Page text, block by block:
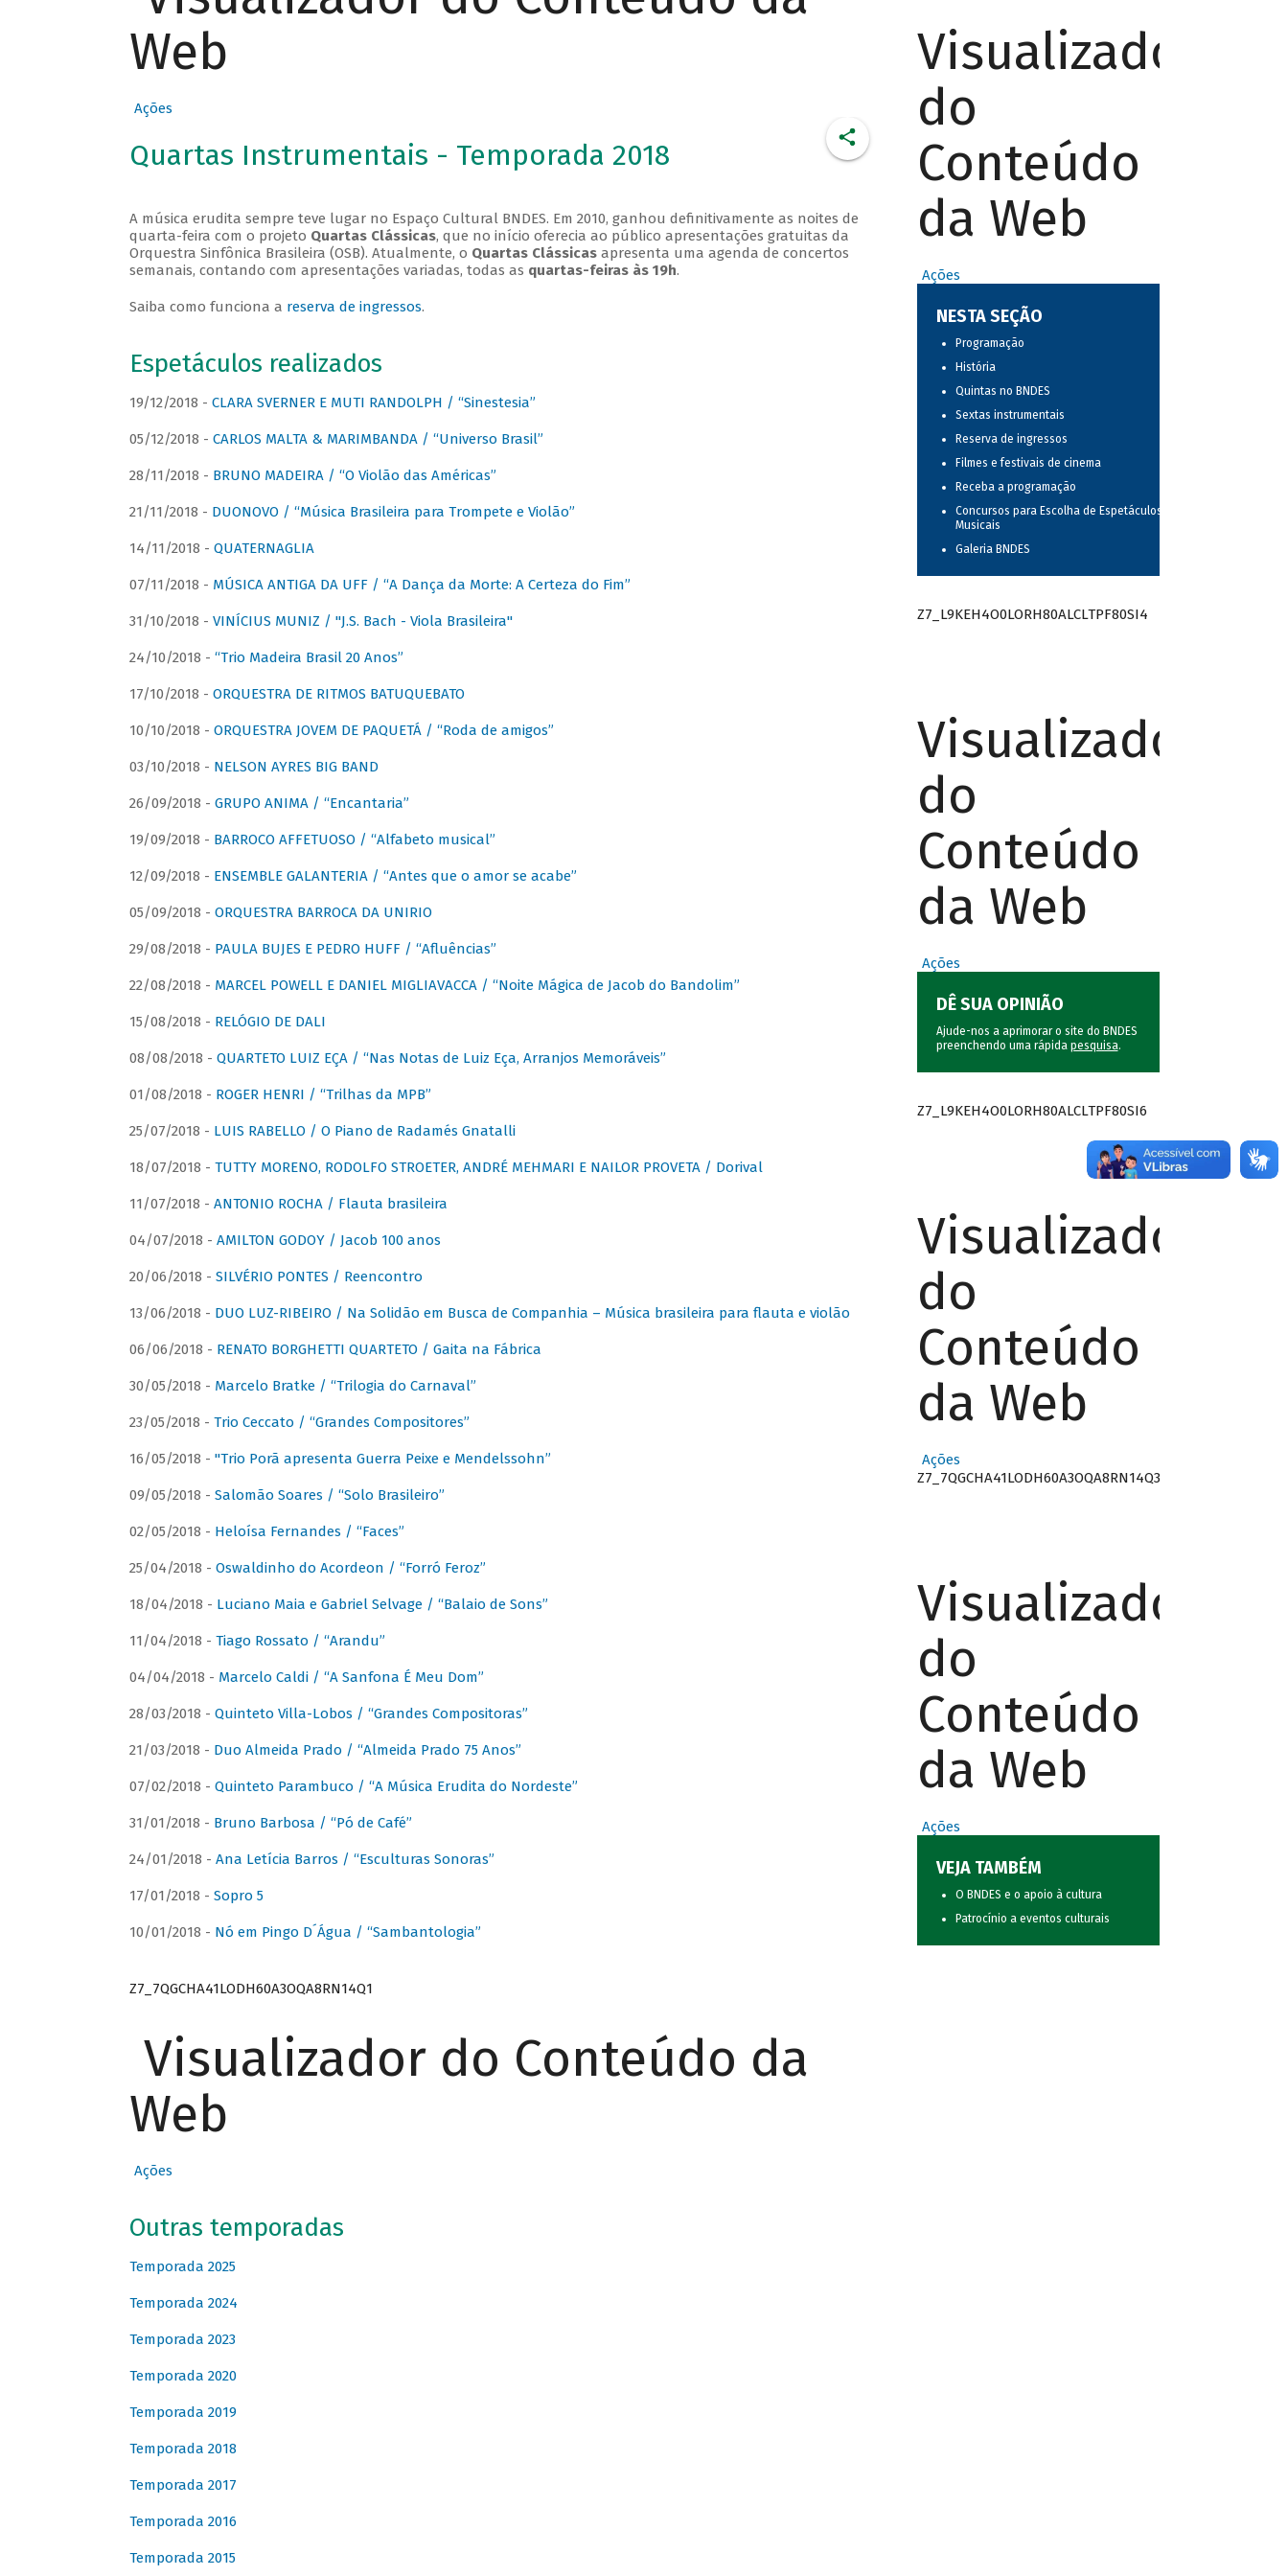
Web
Ações
Quartas Instrumentais - Temporada 2018
A música erudita sempre teve lugar no Espaço Cultural BNDES. Em 2010, ganhou definitivamente as noites de
quarta-feira com o projeto Quartas Clássicas, que no início oferecia ao público apresentações gratuitas da
Orquestra Sinfônica Brasileira (OSB). Atualmente, o Quartas Clássicasapresenta uma agenda de concertos
semanais, contando com apresentações variadas, todas as quartas-feiras às 19h.
Saiba como funciona a reserva de ingressos.
Espetáculos realizados
19/12/2018 - CLARA SVERNER E MUTI RANDOLPH / “Sinestesia”
05/12/2018 - CARLOS MALTA & MARIMBANDA / “Universo Brasil”
28/11/2018 - BRUNO MADEIRA / “O Violão das Américas”
21/11/2018 - DUONOVO / “Música Brasileira para Trompete e Violão”
14/11/2018 - QUATERNAGLIA
07/11/2018 - MÚSICA ANTIGA DA UFF / “A Dança da Morte: A Certeza do Fim”
31/10/2018 - VINÍCIUS MUNIZ / "J.S. Bach - Viola Brasileira"
24/10/2018 - “Trio Madeira Brasil 20 Anos”
17/10/2018 - ORQUESTRA DE RITMOS BATUQUEBATO
10/10/2018 - ORQUESTRA JOVEM DE PAQUETÁ / “Roda de amigos”
03/10/2018 - NELSON AYRES BIG BAND
26/09/2018 - GRUPO ANIMA / “Encantaria”
19/09/2018 - BARROCO AFFETUOSO / “Alfabeto musical”
12/09/2018 - ENSEMBLE GALANTERIA / “Antes que o amor se acabe”
05/09/2018 - ORQUESTRA BARROCA DA UNIRIO
29/08/2018 - PAULA BUJES E PEDRO HUFF / “Afluências”
22/08/2018 - MARCEL POWELL E DANIEL MIGLIAVACCA / “Noite Mágica de Jacob do Bandolim”
15/08/2018 - RELÓGIO DE DALI
08/08/2018 - QUARTETO LUIZ EÇA / “Nas Notas de Luiz Eça, Arranjos Memoráveis”
01/08/2018 - ROGER HENRI / “Trilhas da MPB”
25/07/2018 - LUIS RABELLO / O Piano de Radamés Gnatalli
18/07/2018 - TUTTY MORENO, RODOLFO STROETER, ANDRÉ MEHMARI E NAILOR PROVETA / Dorival
11/07/2018 - ANTONIO ROCHA / Flauta brasileira
04/07/2018 - AMILTON GODOY / Jacob 100 anos
20/06/2018 - SILVÉRIO PONTES / Reencontro
13/06/2018 - DUO LUZ-RIBEIRO / Na Solidão em Busca de Companhia – Música brasileira para flauta e violão
06/06/2018 - RENATO BORGHETTI QUARTETO / Gaita na Fábrica
30/05/2018 - Marcelo Bratke / “Trilogia do Carnaval”
23/05/2018 - Trio Ceccato / “Grandes Compositores”
16/05/2018 - "Trio Porã apresenta Guerra Peixe e Mendelssohn”
09/05/2018 - Salomão Soares / “Solo Brasileiro”
02/05/2018 - Heloísa Fernandes / “Faces”
25/04/2018 - Oswaldinho do Acordeon / “Forró Feroz”
18/04/2018 - Luciano Maia e Gabriel Selvage / “Balaio de Sons”
11/04/2018 - Tiago Rossato / “Arandu”
04/04/2018 - Marcelo Caldi / “A Sanfona É Meu Dom”
28/03/2018 - Quinteto Villa-Lobos / “Grandes Compositoras”
21/03/2018 - Duo Almeida Prado / “Almeida Prado 75 Anos”
07/02/2018 - Quinteto Parambuco / “A Música Erudita do Nordeste”
31/01/2018 - Bruno Barbosa / “Pó de Café”
24/01/2018 - Ana Letícia Barros / “Esculturas Sonoras”
17/01/2018 - Sopro 5
10/01/2018 - Nó em Pingo D´Água / “Sambantologia”
Z7_7QGCHA41LODH60A3OQA8RN14Q1
Visualizador do Conteúdo da
Web
Ações
Outras temporadas
Temporada 2025
Temporada 2024
Temporada 2023
Temporada 2020
Temporada 2019
Temporada 2018
Temporada 2017
Temporada 2016
Temporada 2015
Visualizador
do
Conteúdo
da Web
Ações
NESTA SEÇÃO
Programação
História
Quintas no BNDES
Sextas instrumentais
Reserva de ingressos
Filmes e festivais de cinema
Receba a programação
Concursos para Escolha de Espetáculos
Musicais
Galeria BNDES
Z7_L9KEH4O0LORH80ALCLTPF80SI4
Visualizador
do
Conteúdo
da Web
Ações
DÊ SUA OPINIÃO
Ajude-nos a aprimorar o site do BNDES
preenchendo uma rápida pesquisa.
Z7_L9KEH4O0LORH80ALCLTPF80SI6
Visualizador
do
Conteúdo
da Web
Ações
Z7_7QGCHA41LODH60A3OQA8RN14Q3
Visualizador
do
Conteúdo
da Web
Ações
VEJA TAMBÉM
O BNDES e o apoio à cultura
Patrocínio a eventos culturais